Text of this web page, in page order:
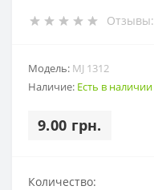
Отзывы:
Модель: MJ 1312
Наличие: Есть в наличии
9.00 грн.
Количество: